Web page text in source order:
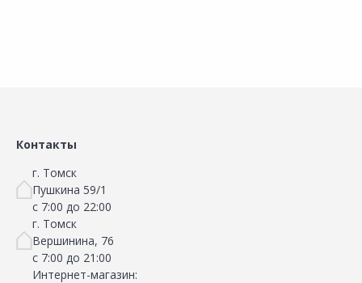
Контакты
г. Томск
Пушкина 59/1
с 7:00 до 22:00
г. Томск
Вершинина, 76
с 7:00 до 21:00
Интернет-магазин: